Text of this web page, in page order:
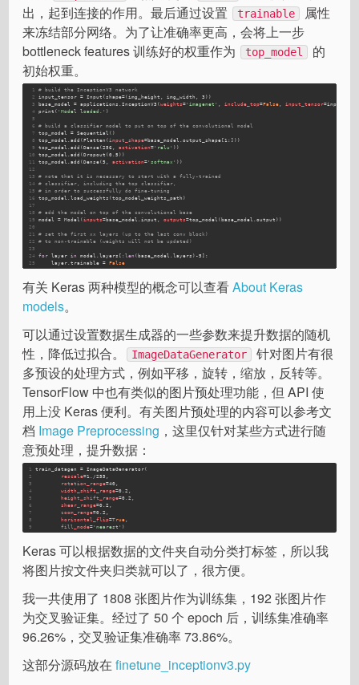
出，起到连接的作用。最后通过设置
trainable
属性
来冻结部分网络。为了让准确率更高，会将上一步
bottleneck features 训练好的权重作为
top_model
的
初始权重。
1
2
3
4
5
6
7
8
9
10
11
12
13
14
15
16
17
18
19
20
21
22
23
24
25
# build the InceptionV3 network
input_tensor = Input(shape=(img_height, img_width, 3))
base_model = applications.InceptionV3(weights='imagenet' , include_top=False , input_tensor
print ( 'Model loaded.' )
# build a classifier model to put on top of the convolutional model
top_model = Sequential()
top_model.add (Flatten(input_shape=base_model.output_shape[1:]))
top_model.add (Dense(256, activation='relu' ))
top_model.add (Dropout(0.5))
top_model.add (Dense(5, activation='softmax' ))
# note that it is necessary to start with a fully-trained
# classifier, including the top classifier,
# in order to successfully do fine-tuning
top_model.load_weights(top_model_weights_path)
# add the model on top of the convolutional base
model = Model(inputs=base_model.input, outputs=top_model(base_model.output))
# set the first xx layers (up to the last conv block)
# to non-trainable (weights will not be updated)
for layer in model.layers[ :len (base_model.layers)-5]:
    layer.trainable =
False
有关 Keras 两种模型的概念可以查看About Keras
models。
可以通过设置数据生成器的一些参数来提升数据的随机
性，降低过拟合。
ImageDataGenerator
针对图片有很
多预设的处理方式，例如平移，旋转，缩放，反转等。
TensorFlow 中也有类似的图片预处理功能，但 API 使
用上没 Keras 便利。有关图片预处理的内容可以参考文
档 Image Preprocessing ，这里仅针对某些方式进行随
意预处理，提升数据：
1
2
3
4
5
6
7
8
9
train_datagen = ImageDataGenerator(
rescale=1./255,
rotation_range=40,
width_shift_range=0.2,
height_shift_range=0.2,
shear_range=0.2,
zoom_range=0.2,
horizontal_flip=True
fill_mode='nearest' )
Keras 可以根据数据的文件夹自动分类打标签，所以我
将图片按文件夹归类就可以了，很方便。
我一共使用了 1808 张图片作为训练集，192 张图片作
为交叉验证集。经过了 50 个 epoch 后，训练集准确率
96.26%，交叉验证集准确率 73.86%。
这部分源码放在finetune_inceptionv3.py